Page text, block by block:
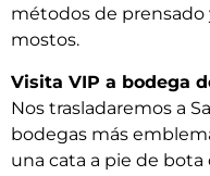
métodos de
mostos.
Visita VIP a bodega
Nos trasladaremos a
bodegas más
una cata a pie de